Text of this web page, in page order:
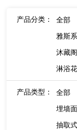
产品分类： 全部
雅斯
沐藏
淋浴
产品类型： 全部
埋墙
抽取